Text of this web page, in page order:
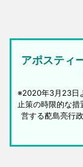
アポスティ
※2020年3月23日
止策の時限的な
営する蓜島亮行